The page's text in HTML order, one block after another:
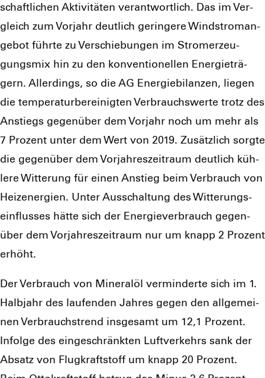
schaft­li­chen Akti­vi­tä­ten ver­ant­wort­lich. Das im Ver­
gleich zum Vor­jahr deut­lich gerin­ge­re Wind­strom­an­
ge­bot führ­te zu Ver­schie­bun­gen im Strom­erzeu­
gungs­mix hin zu den kon­ven­tio­nel­len Ener­gie­trä­
gern. Aller­dings, so die AG Ener­gie­bi­lan­zen, lie­gen
die tem­pe­ra­tur­be­rei­nig­ten Ver­brauchs­wer­te trotz des
Anstiegs gegen­über dem Vor­jahr noch um mehr als
7 Pro­zent unter dem Wert von 2019. Zusätz­lich sorg­te
die gegen­über dem Vor­jah­res­zeit­raum deut­lich küh­
le­re Wit­te­rung für einen Anstieg beim Ver­brauch von
Heiz­ener­gien. Unter Aus­schal­tung des Wit­te­rungs­
ein­flus­ses hät­te sich der Ener­gie­ver­brauch gegen­
über dem Vor­jah­res­zeit­raum nur um knapp 2 Pro­zent
erhöht.
Der Ver­brauch von Mine­ral­öl ver­min­der­te sich im 1.
Halb­jahr des lau­fen­den Jah­res gegen den all­ge­mei­
nen Ver­brauchs­trend ins­ge­samt um 12,1 Pro­zent.
Infol­ge des ein­ge­schränk­ten Luft­ver­kehrs sank der
Absatz von Flug­kraft­stoff um knapp 20 Pro­zent.